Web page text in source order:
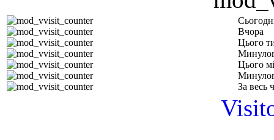
Вчора
Цього
Цього
За весь